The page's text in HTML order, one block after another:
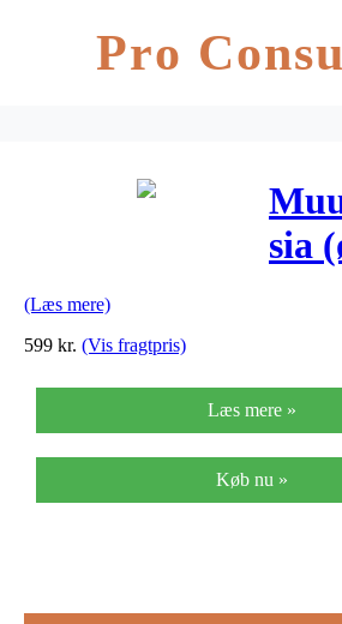
Pro
sia
(Læs mere)
599 kr. (Vis fragtpris)
Læs mere »
Køb nu »